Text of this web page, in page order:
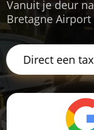
Vanuit je deur
Bretagne Airport
Direct een